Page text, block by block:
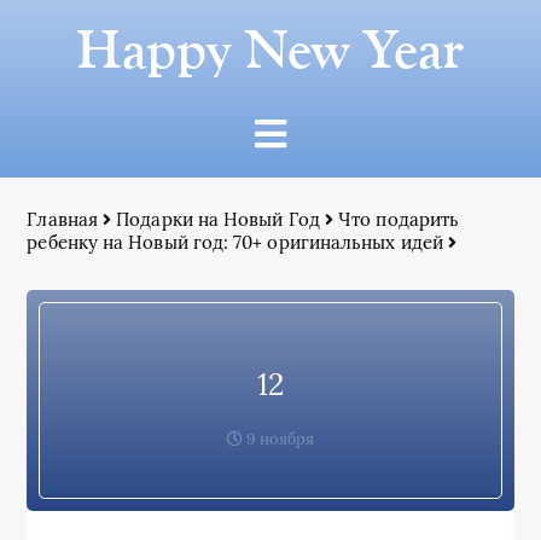
Happy New Year
Главная Подарки на Новый Год
Что подарить
ребенку на Новый год: 70+ оригинальных идей
12
9 ноября